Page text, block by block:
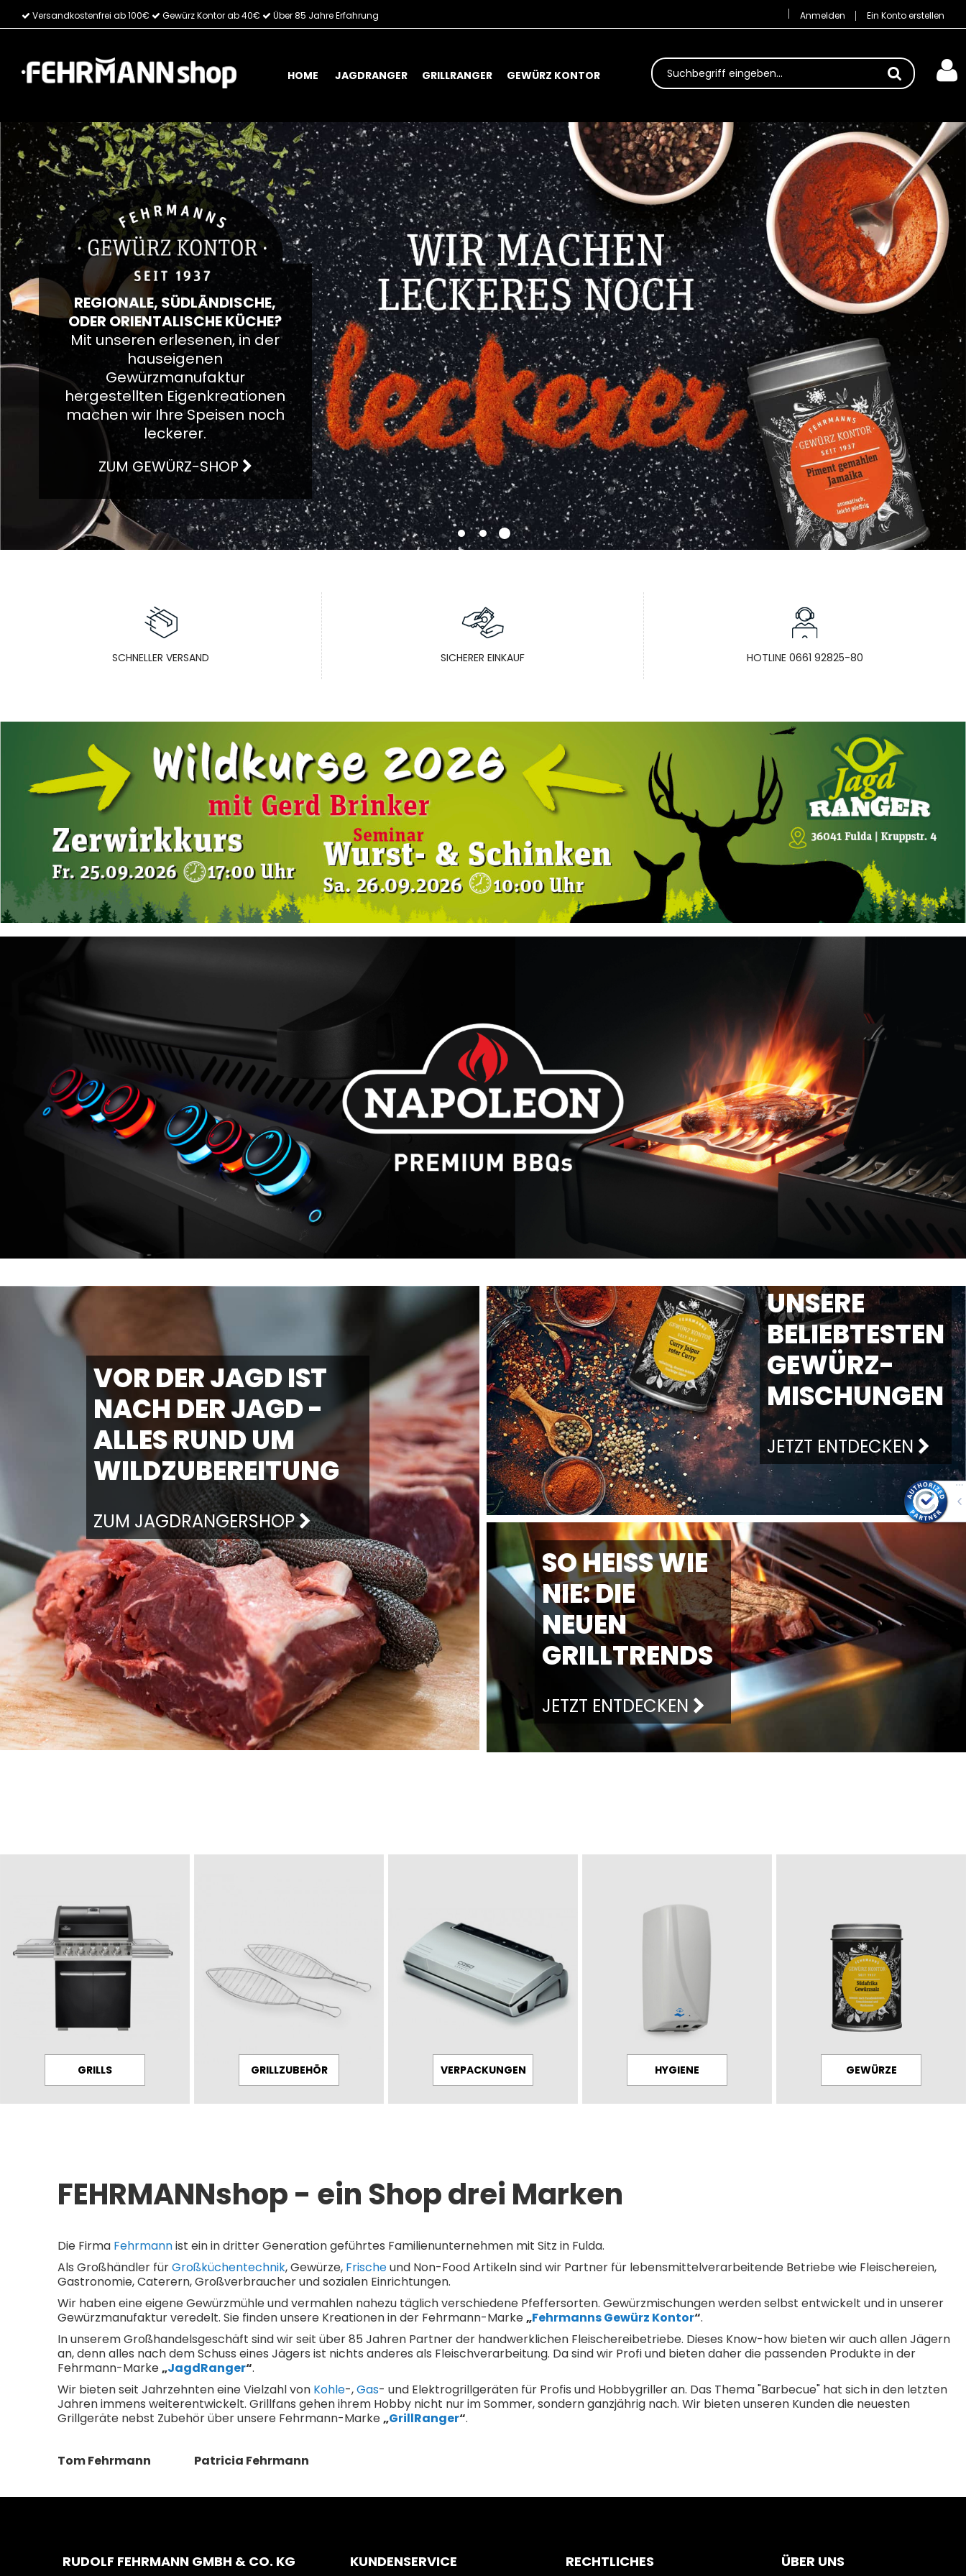
Versandkostenfrei ab 100€ Gewürz Kontor ab 40€ Über 85 Jahre Erfahrung Anmelden
Ein Konto erstellen
Direkt
HOME JAGDRANGER GRILLRANGER GEWÜRZ KONTOR
Suchbegriff
REGIONALE, SÜDLÄNDISCHE,
ODER ORIENTALISCHE KÜCHE?
Mit unseren erlesenen, in der
hauseigenen
Gewürzmanufaktur
hergestellten Eigenkreationen
machen wir Ihre Speisen noch
leckerer.
ZUM GEWÜRZ-SHOP
SCHNELLER VERSAND SICHERER EINKAUF HOTLINE 0661 92825-80
VOR DER JAGD IST
NACH DER JAGD -
ALLES RUND UM
WILDZUBEREITUNG
ZUM JAGDRANGERSHOP
UNSERE
BELIEBTESTEN
GEWÜRZ-
MISCHUNGEN
JETZT ENTDECKEN
SO HEISS WIE N
IE: DIE N
EUEN G
RILLTRENDS
JETZT ENTDECKEN
GRILLS GRILLZUBEHÖR VERPACKUNGEN HYGIENE GEWÜRZE
FEHRMANNshop - ein Shop drei Marken
Die Firma Fehrmannist ein in dritter Generation geführtes Familienunternehmen mit Sitz in Fulda.
Als Großhändler fürGroßküchentechnik, Gewürze, Frischeund Non-Food Artikeln sind wir Partner für lebensmittelverarbeitende Betriebe wie Fleischereien,
Gastronomie, Caterern, Großverbraucher und sozialen Einrichtungen.
Wir haben eine eigene Gewürzmühle und vermahlen nahezu täglich verschiedene Pfeffersorten. Gewürzmischungen werden selbst entwickelt und in unserer
Gewürzmanufaktur veredelt. Sie finden unsere Kreationen in der Fehrmann-Marke„Fehrmanns Gewürz Kontor“.
In unserem Großhandelsgeschäft sind wir seit über 85 Jahren Partner der handwerklichen Fleischereibetriebe. Dieses Know-how bieten wir auch allen Jägern
an, denn alles nach dem Schuss eines Jägers ist nichts anderes als Fleischverarbeitung. Da sind wir Profi und bieten daher die passenden Produkte in der
Fehrmann-Marke„JagdRanger“.
Wir bieten seit Jahrzehnten eine Vielzahl von Kohle-,Gas- und Elektrogrillgeräten für Profis und Hobbygriller an. Das Thema "Barbecue" hat sich in den letzten
Jahren immens weiterentwickelt. Grillfans gehen ihrem Hobby nicht nur im Sommer, sondern ganzjährig nach. Wir bieten unseren Kunden die neuesten
Grillgeräte nebst Zubehör über unsere Fehrmann-Marke„GrillRanger“.
Tom Fehrmann Patricia Fehrmann
RUDOLF FEHRMANN GMBH & CO. KG KUNDENSERVICE RECHTLICHES ÜBER UNS